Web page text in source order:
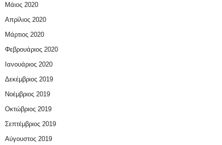
Μάιος 2020
Απρίλιος 2020
Μάρτιος 2020
Φεβρουάριος 2020
Ιανουάριος 2020
Δεκέμβριος 2019
Νοέμβριος 2019
Οκτώβριος 2019
Σεπτέμβριος 2019
Αύγουστος 2019